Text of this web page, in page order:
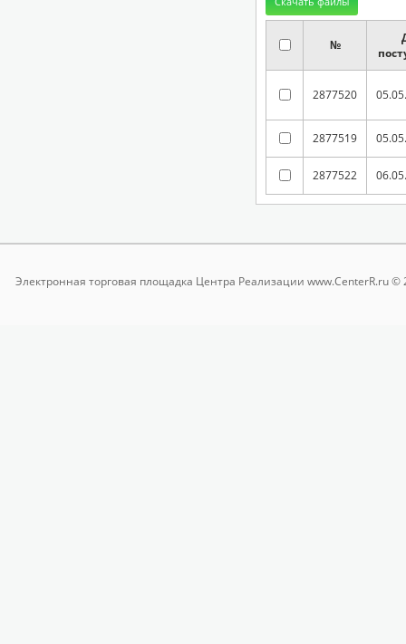
№
2877520
2877519
2877522
Электронная торговая площадка Центра Реализации www.CenterR.ru ©